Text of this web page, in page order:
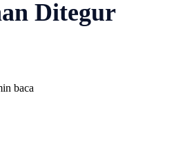
Ditegur
baca